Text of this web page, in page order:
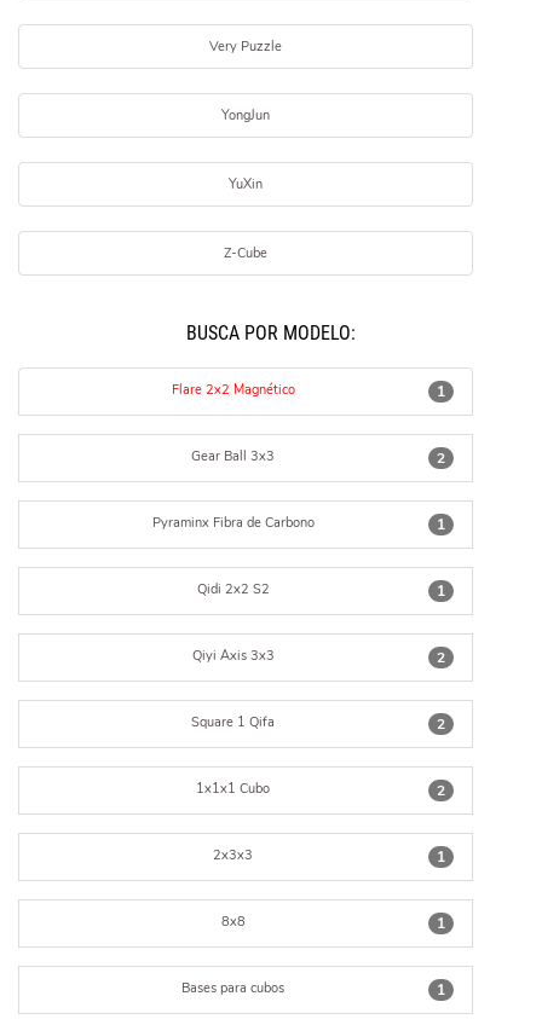
Very Puzzle
YongJun
YuXin
Z-Cube
BUSCÁ POR MODELO:
1
Flare 2x2 Magnético
2
Gear Ball 3x3
1
Pyraminx Fibra de Carbono
1
Qidi 2x2 S2
2
Qiyi Axis 3x3
2
Square 1 Qifa
2
1x1x1 Cubo
1
2x3x3
1
8x8
1
Bases para cubos